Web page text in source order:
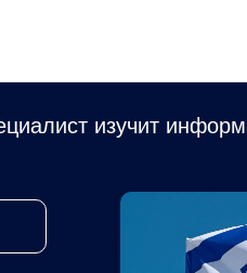
изучит